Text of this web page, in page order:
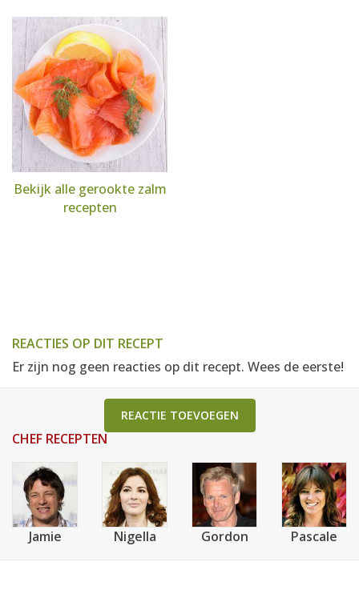
Bekijk alle gerookte zalm
recepten
REACTIES OP DIT RECEPT
Er zijn nog geen reacties op dit recept. Wees de eerste!
REACTIE TOEVOEGEN
CHEF RECEPTEN
Jamie Nigella Gordon Pascale